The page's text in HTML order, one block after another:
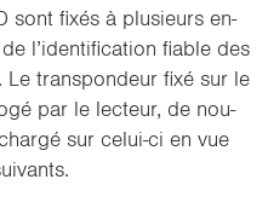
sont fixés à plu­sieurs en­
l’iden­ti­fi­ca­tion fiable des
trans­pon­deur fixé sur le
par le lec­teur, de nou­
sur celui-​ci en vue